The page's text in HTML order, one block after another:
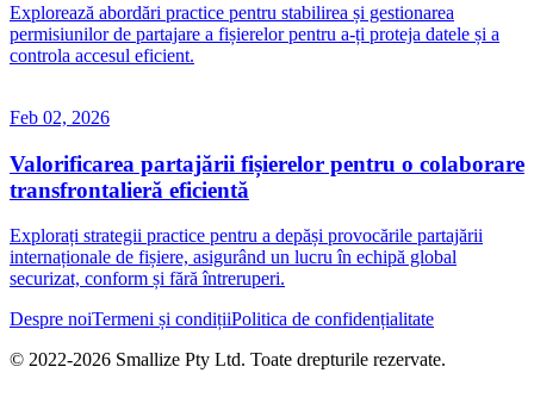
Explorează abordări practice pentru stabilirea și gestionarea
permisiunilor de partajare a fișierelor pentru a-ți proteja datele și a
controla accesul eficient.
Feb 02, 2026
Valorificarea partajării fișierelor pentru o colaborare
transfrontalieră eficientă
Explorați strategii practice pentru a depăși provocările partajării
internaționale de fișiere, asigurând un lucru în echipă global
securizat, conform și fără întreruperi.
Despre noiTermeni și condițiiPolitica de confidențialitate
© 2022-2026 Smallize Pty Ltd. Toate drepturile rezervate.